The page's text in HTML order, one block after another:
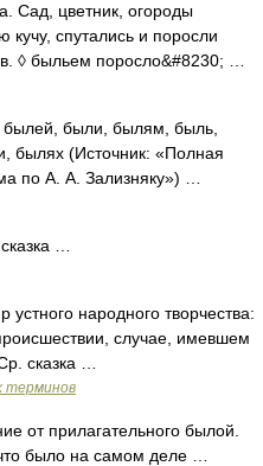
Сад, цветник, огороды
спутались и поросли
◊ быльем поросло&#8230; …
были, былям, быль,
(Источник: «Полная
по А. А. Зализняку») …
…
народного творчества:
случае, имевшем
сказка …
терминов
от прилагательного былой.
было на самом деле …